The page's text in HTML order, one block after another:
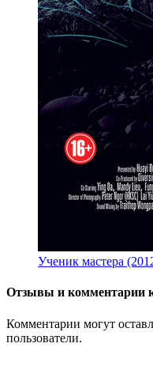
Ученик мастера
Отзывы и комментарии
Комментарии могут
пользователи.